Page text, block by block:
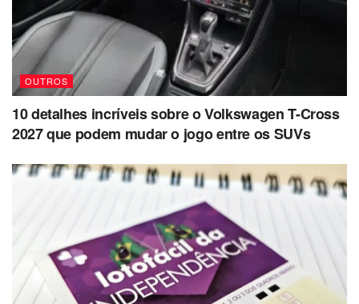
OUTROS
10 detalhes incríveis sobre o Volkswagen T-Cross
2027 que podem mudar o jogo entre os SUVs